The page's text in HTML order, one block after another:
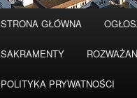
STRONA GŁÓWNA
SAKRAMENTY
POLITYKA PRYWATNOŚCI